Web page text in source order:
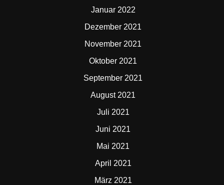
Januar 2022
Dezember 2021
November 2021
Oktober 2021
September 2021
August 2021
Juli 2021
Juni 2021
Mai 2021
April 2021
März 2021